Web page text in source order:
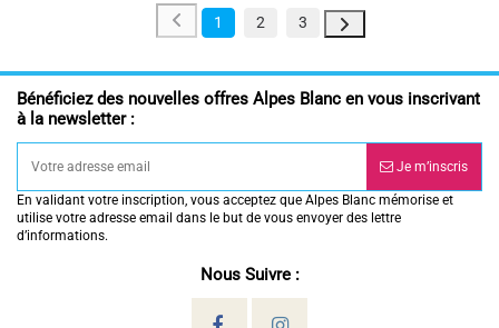
1 2 3
Bénéficiez des nouvelles offres Alpes Blanc en vous inscrivant
à la newsletter :
Je m’inscris
En validant votre inscription, vous acceptez que Alpes Blanc mémorise et
utilise votre adresse email dans le but de vous envoyer des lettre
d’informations.
Nous Suivre :